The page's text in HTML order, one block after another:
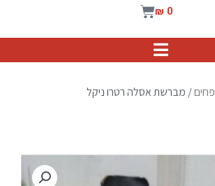
₪ 0
עגלת
פחים/ מברשת אסלה רטרו ניקל